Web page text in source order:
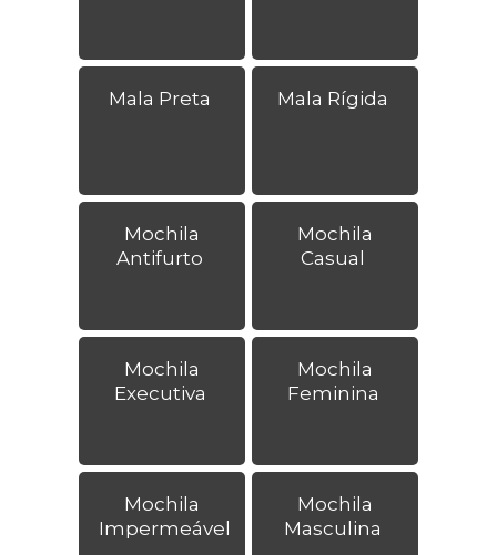
Mala Preta Mala Rígida
Mochila
Antifurto
Mochila
Casual
Mochila
Executiva
Mochila
Feminina
Mochila
Impermeável
Mochila
Masculina